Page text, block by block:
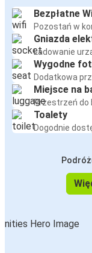
Bezpłatne
Pozostań w
Gniazda
Ładowanie
Wygodne
Dodatkowa
Miejsce na
Przestrzeń do
Toalety
Dogodnie